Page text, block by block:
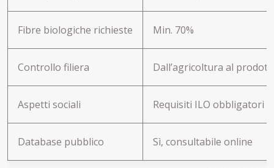
Fibre biologiche richieste Min. 70%
Controllo filiera Dall’agricoltura al
Aspetti sociali Requisiti ILO obbligatori
Database pubblico Sì, consultabile online